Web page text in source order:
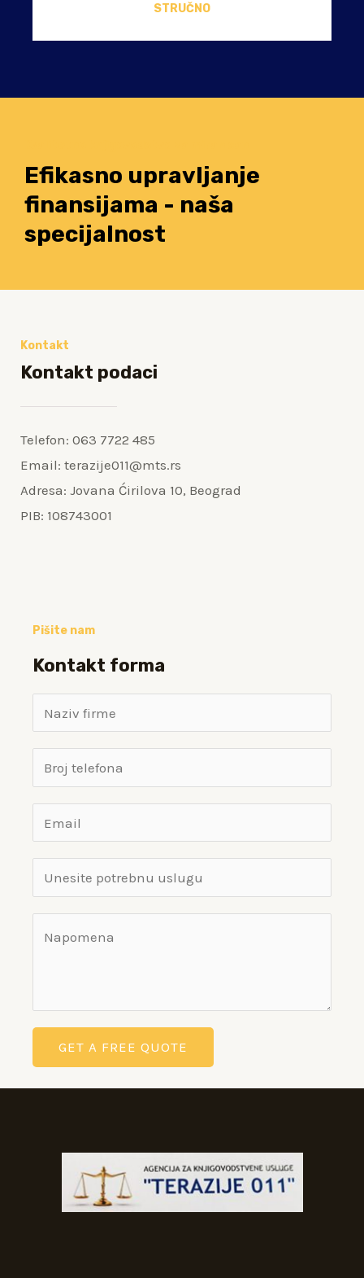
STRUČNO
Efikasno upravljanje
finansijama - naša
specijalnost
Kontakt
Kontakt podaci
Telefon: 063 7722 485
Email: terazije011@mts.rs
Adresa: Jovana Ćirilova 10, Beograd
PIB: 108743001
Pišite nam
Kontakt forma
GET A FREE QUOTE